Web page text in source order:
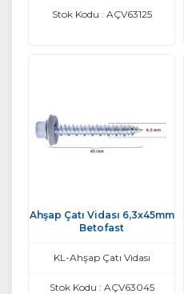
Stok Kodu : AÇV63125
Ahşap Çatı Vidası 6,3x45mm
Betofast
KL-Ahşap Çatı Vidası
Stok Kodu : AÇV63045